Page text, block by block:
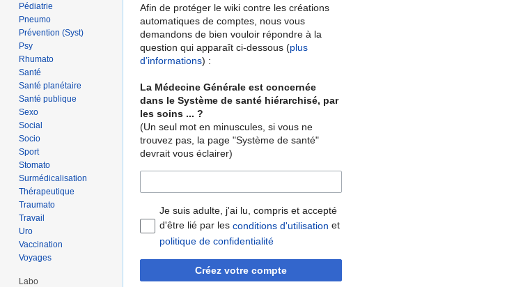
Afin de protéger le wiki contre les créations
automatiques de comptes, nous vous
demandons de bien vouloir répondre à la
question qui apparaît ci-dessous (plus
d’informations) :
La Médecine Générale est concernée
dans le Système de santé hiérarchisé, par
les soins ... ?
(Un seul mot en minuscules, si vous ne
trouvez pas, la page "Système de santé"
devrait vous éclairer)
Je suis adulte, j'ai lu, compris et accepté
d'être lié par les conditions d'utilisation et
politique de confidentialité
Créez votre compte
Pédiatrie
Pneumo
Prévention (Syst)
Psy
Rhumato
Santé
Santé planétaire
Santé publique
Sexo
Social
Socio
Sport
Stomato
Surmédicalisation
Thérapeutique
Traumato
Travail
Uro
Vaccination
Voyages
Labo